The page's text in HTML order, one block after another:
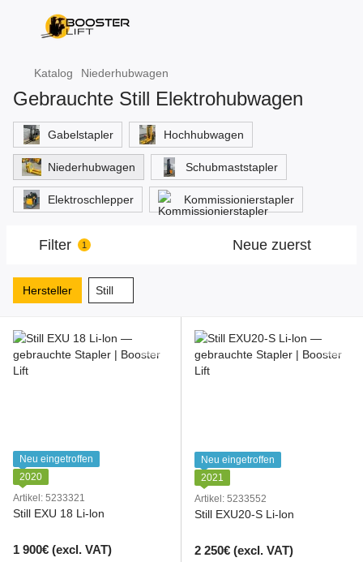
Katalog Niederhubwagen
Gebrauchte Still Elektrohubwagen
Gabelstapler Hochhubwagen
Niederhubwagen Schubmaststapler
Elektroschlepper Kommissionierstapler
Filter 1 Neue zuerst
Hersteller Still
Neu eingetroffen
2020
Artikel: 5233321
Still EXU 18 Li-lon
1 900€ (excl. VAT)
Neu eingetroffen
2021
Artikel: 5233552
Still EXU20-S Li-lon
2 250€ (excl. VAT)